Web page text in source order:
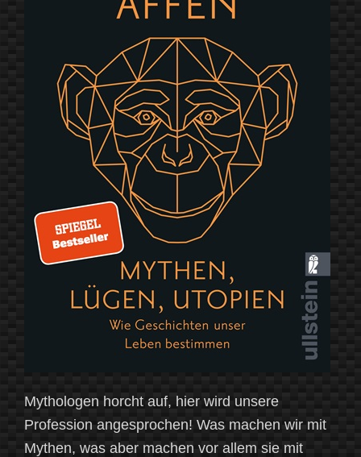
Mythologen horcht auf, hier wird unsere
Profession angesprochen! Was machen wir mit
Mythen, was aber machen vor allem sie mit